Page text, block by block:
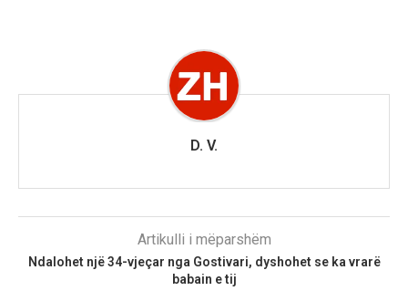
D. V.
Artikulli i mëparshëm
Ndalohet një 34-vjeçar nga Gostivari, dyshohet se ka vrarë
babain e tij